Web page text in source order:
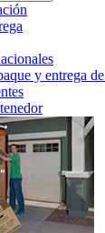
y entrega de